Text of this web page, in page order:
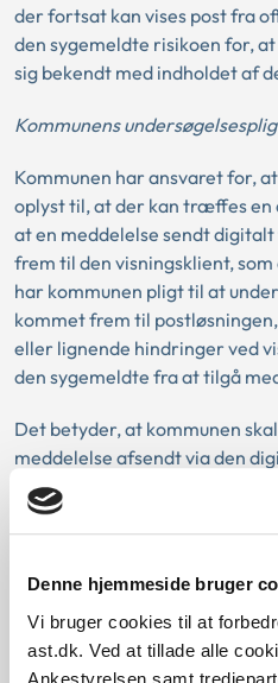
Denne hjemmeside bruger
Vi bruger cookies til at
ast.dk. Ved at tillade alle
Ankestyrelsen samt
der fortsat kan vises post fra
den sygemeldte risikoen for,
sig bekendt med indholdet af
Kommunens
Kommunen har ansvaret for,
oplyst til, at der kan træffes
at en meddelelse sendt
frem til den visningsklient,
har kommunen pligt til at
kommet frem til
eller lignende hindringer ved
den sygemeldte fra at tilgå
Det betyder, at kommunen
meddelelse afsendt via den
Post) er kommet frem til selve
kommunen gøre ved at
Derefter må kommunen
driftsforstyrrelser eller
visningsklient, som den